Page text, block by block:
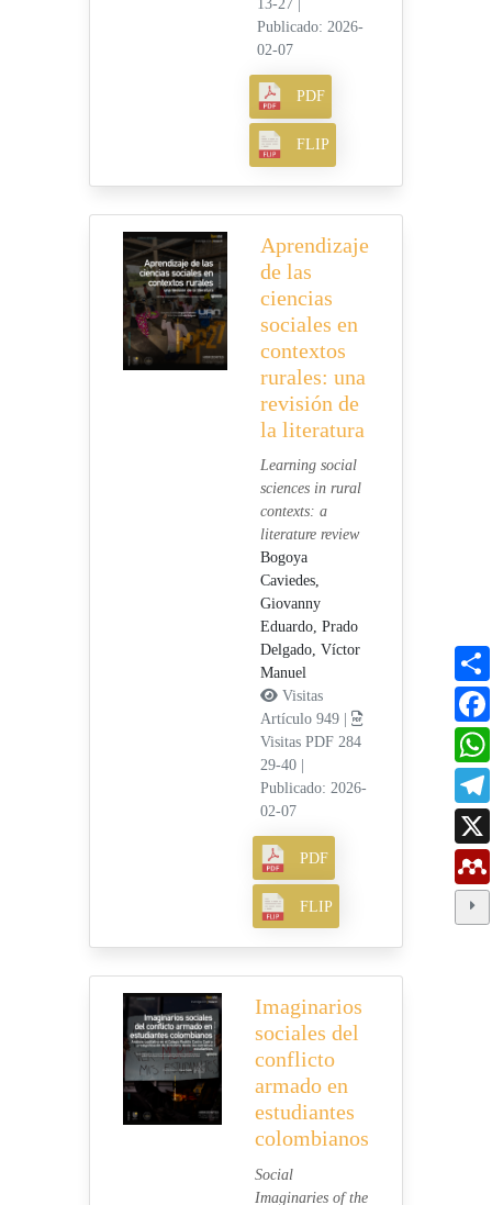
13-27
Publicado: 2026-
02-07
PDF
FLIP
Aprendizaje
de las
ciencias
sociales en
contextos
rurales: una
revisión de
la literatura
Learning social
sciences in rural
contexts: a
literature review
Bogoya
Caviedes,
Giovanny
Eduardo, Prado
Delgado, Víctor
Manuel
Visitas
Artículo 949 |
Visitas PDF 284
29-40
Publicado: 2026-
02-07
PDF
FLIP
Imaginarios
sociales del
conflicto
armado en
estudiantes
colombianos
Social
Imaginaries of the